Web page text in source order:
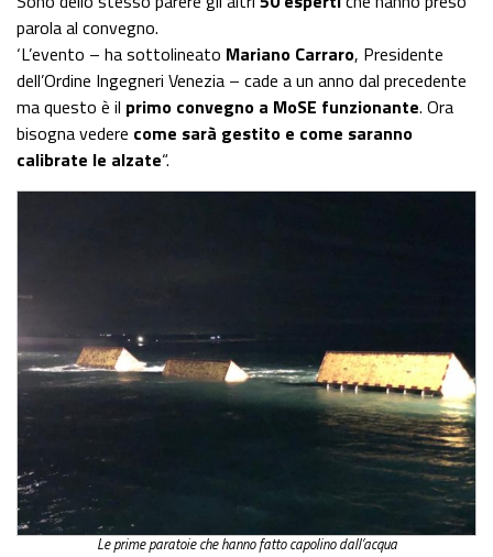
parola al convegno.
‘L’evento – ha sottolineato Mariano Carraro, Presidente
dell’Ordine Ingegneri Venezia – cade a un anno dal precedente
ma questo è il primo convegno a MoSE funzionante. Ora
bisogna vedere come sarà gestito e come saranno
calibrate le alzate“.
Le prime paratoie che hanno fatto capolino dall’acqua